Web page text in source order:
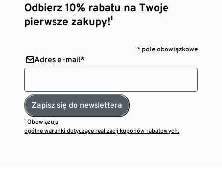
Odbierz 10% rabatu na Twoje
pierwsze zakupy!¹
* pole obowiązkowe
Adres e-mail*
Zapisz się do newslettera
¹ Obowiązują
ogólne warunki dotyczące realizacji kuponów rabatowych.